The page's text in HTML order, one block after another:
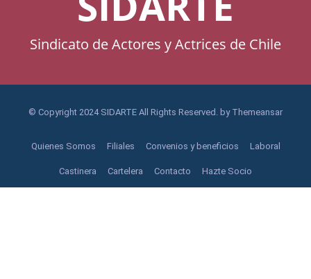
Sindicato de Actores y Actrices de Chile
© Copyright 2024 SIDARTE All Rights Reserved. by Themeansar
Quienes Somos Filiales Convenios y beneficios Laboral
Castinera Cartelera Contacto Hazte Socio